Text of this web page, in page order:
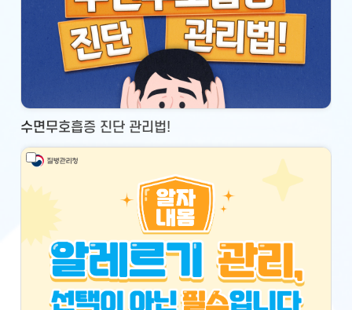
수면무호흡증 진단 관리법!